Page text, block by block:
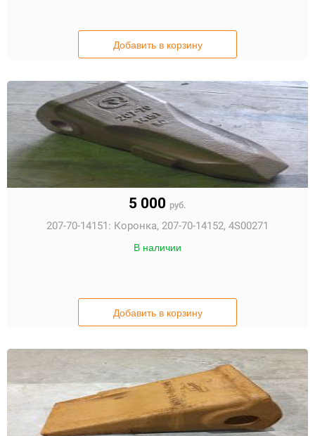
Добавить в корзину
5 000 руб.
207-70-14151: Коронка, 207-70-14152, 4S00271
В наличии
Добавить в корзину